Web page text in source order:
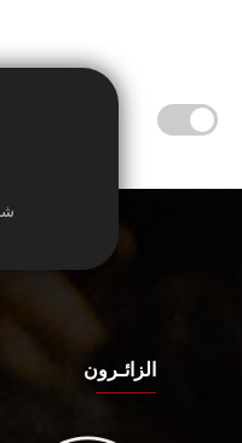
الزائـرون